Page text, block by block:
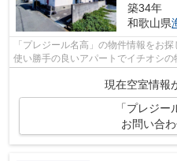
築34年
和歌山県
「プレジール名高」の物件情報をお
使い勝手の良いアパートでイチオシの
徒歩7分に立地する物件です。賃貸情
現在空室情報
「プレジ
お問い合